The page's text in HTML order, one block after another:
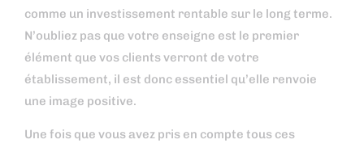
comme un investissement rentable sur le long terme.
N’oubliez pas que votre enseigne est le premier
élément que vos clients verront de votre
établissement, il est donc essentiel qu’elle renvoie
une image positive.
Une fois que vous avez pris en compte tous ces